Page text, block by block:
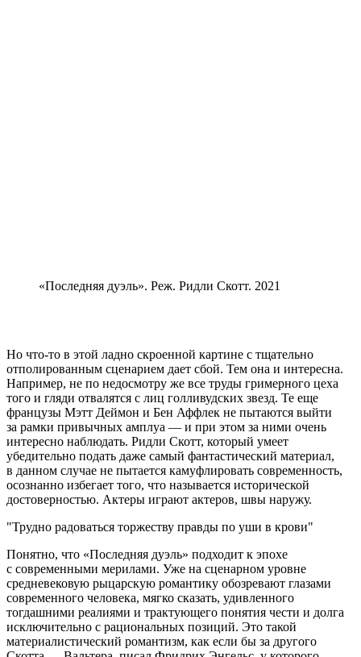
«Последняя дуэль». Реж. Ридли Скотт. 2021
Но что-то в этой ладно скроенной картине с тщательно
отполированным сценарием дает сбой. Тем она и интересна.
Например, не по недосмотру же все труды гримерного цеха
того и гляди отвалятся с лиц голливудских звезд. Те еще
французы Мэтт Деймон и Бен Аффлек не пытаются выйти
за рамки привычных амплуа — и при этом за ними очень
интересно наблюдать. Ридли Скотт, который умеет
убедительно подать даже самый фантастический материал,
в данном случае не пытается камуфлировать современность,
осознанно избегает того, что называется исторической
достоверностью. Актеры играют актеров, швы наружу.
Трудно радоваться торжеству правды по уши в крови
Понятно, что «Последняя дуэль» подходит к эпохе
с современными мерилами. Уже на сценарном уровне
средневековую рыцарскую романтику обозревают глазами
современного человека, мягко сказать, удивленного
тогдашними реалиями и трактующего понятия чести и долга
исключительно с рациональных позиций. Это такой
материалистический романтизм, как если бы за другого